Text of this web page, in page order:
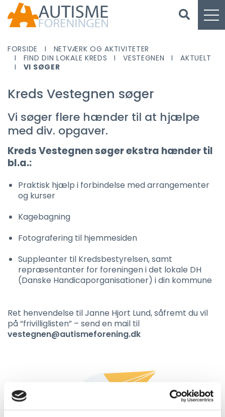
FORSIDE
NETVÆRK OG AKTIVITETER
FIND DIN LOKALE KREDS
VESTEGNEN
AKTUELT
VI SØGER
Kreds Vestegnen søger
Vi søger flere hænder til at hjælpe
med div. opgaver.
Kreds Vestegnen søger ekstra hænder til
bl.a.:
Praktisk hjælp i forbindelse med arrangementer
og kurser
Kagebagning
Fotografering til hjemmesiden
Suppleanter til Kredsbestyrelsen, samt
repræsentanter for foreningen i det lokale DH
(Danske Handicaporganisationer) i din kommune
Ret henvendelse til Janne Hjort Lund, såfremt du vil
på “frivilliglisten” – send en mail til
vestegnen@autismeforening.dk